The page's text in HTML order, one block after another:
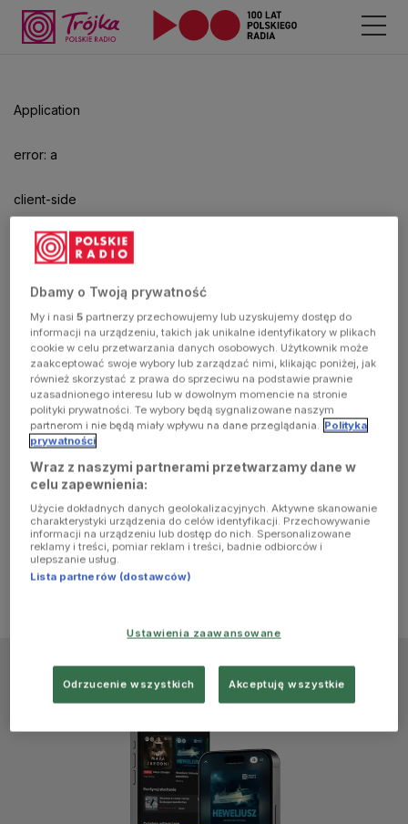
Application
error: a
client-side
exception
has
occurred
(see the
browser
console for
more
information)
Dbamy o Twoją prywatność
My i nasi5 partnerzy przechowujemy lub uzyskujemy dostęp do
informacji na urządzeniu, takich jak unikalne identyfikatory w plikach
cookie w celu przetwarzania danych osobowych. Użytkownik może
zaakceptować swoje wybory lub zarządzać nimi, klikając poniżej, jak
również skorzystać z prawa do sprzeciwu na podstawie prawnie
uzasadnionego interesu lub w dowolnym momencie na stronie
polityki prywatności. Te wybory będą sygnalizowane naszym
partnerom i nie będą miały wpływu na dane przeglądania. Polityka
prywatności
Wraz z naszymi partnerami przetwarzamy dane w
celu zapewnienia:
Użycie dokładnych danych geolokalizacyjnych. Aktywne skanowanie
charakterystyki urządzenia do celów identyfikacji. Przechowywanie
informacji na urządzeniu lub dostęp do nich. Spersonalizowane
reklamy i treści, pomiar reklam i treści, badnie odbiorców i
ulepszanie usług.
Lista partnerów (dostawców)
Ustawienia zaawansowane
Odrzucenie wszystkich Akceptuję wszystkie